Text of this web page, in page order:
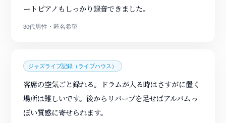
ートピアノもしっかり録音できました。
30代男性・匿名希望
ジャズライブ記録（ライブハウス）
客席の空気ごと録れる。ドラムが入る時はさすがに置く
場所は難しいです。後からリバーブを足せばアルバムっ
ぽい質感に寄せられます。